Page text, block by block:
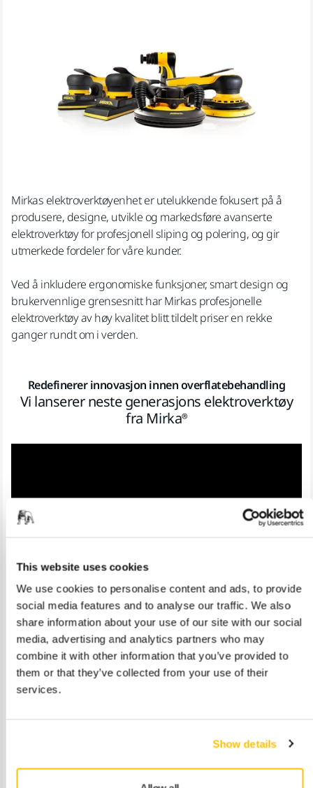
This website uses cookies
We use cookies to personalise content and ads, to provide
social media features and to analyse our traffic. We also
share information about your use of our site with our social
media, advertising and analytics partners who may
combine it with other information that you’ve provided to
them or that they’ve collected from your use of their
services.
Show details
Mirkas elektroverktøyenhet er utelukkende fokusert på å
produsere, designe, utvikle og markedsføre avanserte
elektroverktøy for profesjonell sliping og polering, og gir
utmerkede fordeler for våre kunder.
Ved å inkludere ergonomiske funksjoner, smart design og
brukervennlige grensesnitt har Mirkas profesjonelle
elektroverktøy av høy kvalitet blitt tildelt priser en rekke
ganger rundt om i verden.
Redefinerer innovasjon innen overflatebehandling
Vi lanserer neste generasjons elektroverktøy
fra Mirka®
De prisbelønte Mirka®-elektroverktøyene har tatt et skritt
videre. Serien er nå enda sterkere med avansert teknologi,
forbedret ytelse og brukerfokusert design. Møt den nye
generasjonens topprodukter.
eksenterslipemaskinserien har nå 8 oppgraderte
Mirka® DEOS II– Våre raffinerte lavprofil-